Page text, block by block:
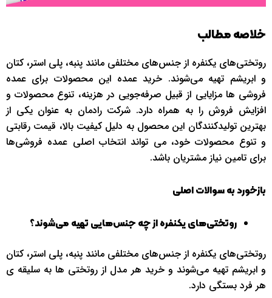
خلاصه مطالب
روتختی‌های یکنفره از جنس‌های مختلفی مانند پنبه، پلی استر، کتان
و ابریشم تهیه می‌شوند. خرید عمده این محصولات برای عمده
فروشی ها مزایایی از قبیل صرفه‌جویی در هزینه، تنوع محصولات و
افزایش فروش را به همراه دارد. شرکت رادمان به عنوان یکی از
بهترین تولیدکنندگان این محصول به دلیل کیفیت بالا، قیمت رقابتی
و تنوع محصولات خود، می تواند انتخاب اصلی عمده فروشی‌ها
برای تامین نیاز مشتریان باشد.
بازخورد به سوالات اصلی
روتختی‌های یکنفره از چه جنس‌هایی تهیه می‌شوند؟
روتختی‌های یکنفره از جنس‌های مختلفی مانند پنبه، پلی استر، کتان
و ابریشم تهیه می‌شوند و خرید هر مدل از روتختی ها به سلیقه ی
هر فرد بستگی دارد.